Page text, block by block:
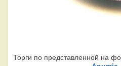
Торги по представленной на